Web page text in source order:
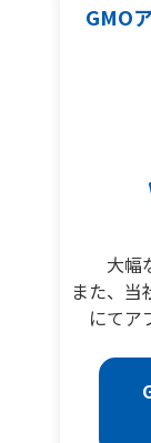
GMO
大幅
また、当
にてア